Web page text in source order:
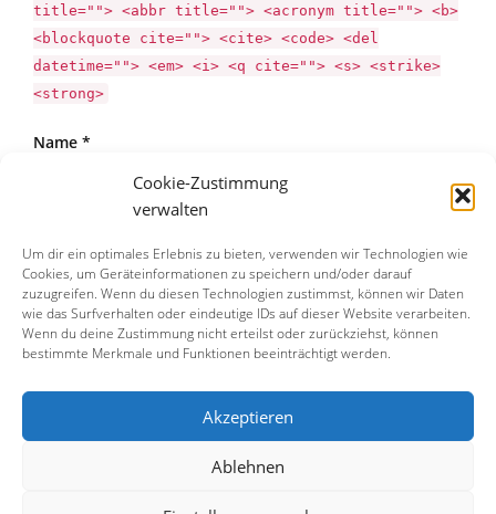
Cookie-Zustimmung
verwalten
Um dir ein optimales Erlebnis zu bieten, verwenden wir Technologien wie
Cookies, um Geräteinformationen zu speichern und/oder darauf
zuzugreifen. Wenn du diesen Technologien zustimmst, können wir Daten
wie das Surfverhalten oder eindeutige IDs auf dieser Website verarbeiten.
Wenn du deine Zustimmung nicht erteilst oder zurückziehst, können
bestimmte Merkmale und Funktionen beeinträchtigt werden.
Akzeptieren
Ablehnen
title=""> <abbr title=""> <acronym title=""> <b>
<blockquote cite=""> <cite> <code> <del
datetime=""> <em> <i> <q cite=""> <s> <strike>
<strong>
Name *
Email *
Website